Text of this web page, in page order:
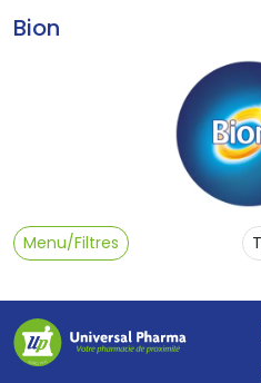
Bion
Menu/Filtres